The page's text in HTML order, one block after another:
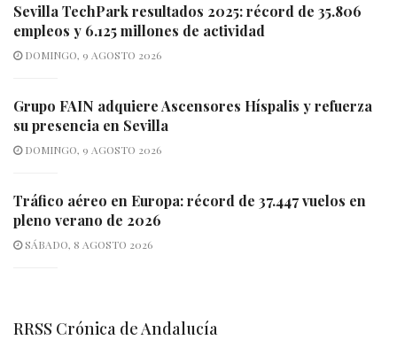
Sevilla TechPark resultados 2025: récord de 35.806
empleos y 6.125 millones de actividad
DOMINGO, 9 AGOSTO 2026
Grupo FAIN adquiere Ascensores Híspalis y refuerza
su presencia en Sevilla
DOMINGO, 9 AGOSTO 2026
Tráfico aéreo en Europa: récord de 37.447 vuelos en
pleno verano de 2026
SÁBADO, 8 AGOSTO 2026
RRSS Crónica de Andalucía